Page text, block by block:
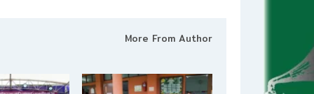
More From Author